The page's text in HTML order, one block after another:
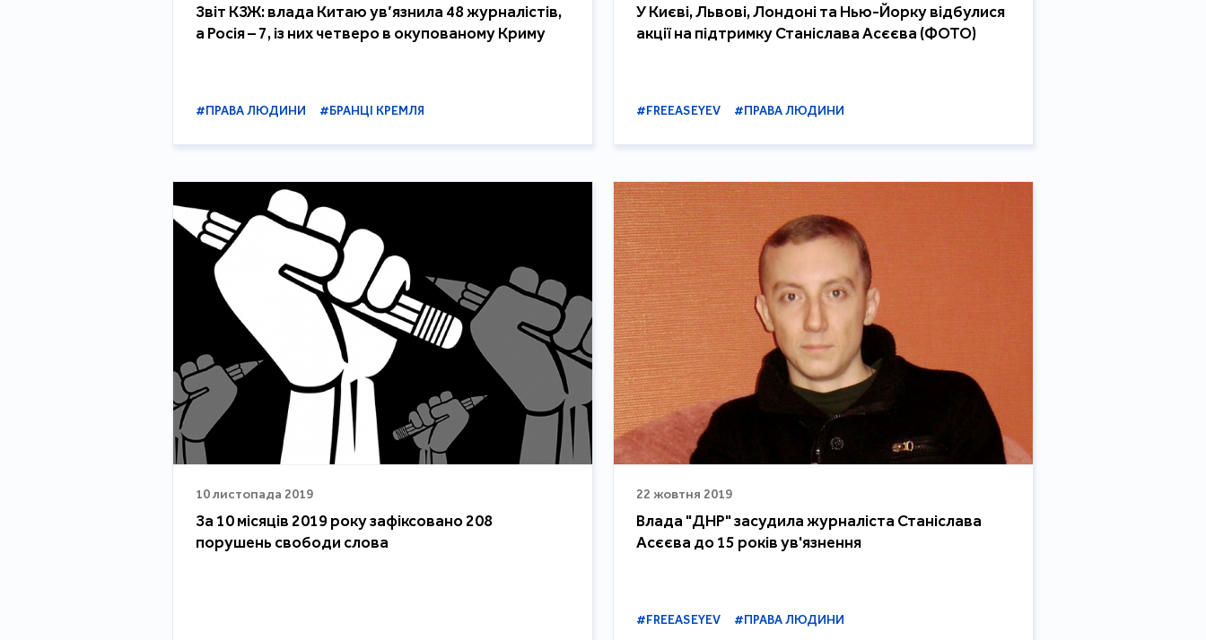
Звіт КЗЖ: влада Китаю ув’язнила 48 журналістів,
а Росія – 7, із них четверо в окупованому Криму
#ПРАВА ЛЮДИНИ #БРАНЦІ КРЕМЛЯ
У Києві, Львові, Лондоні та Нью-Йорку відбулися
акції на підтримку Станіслава Асєєва (ФОТО)
#FREEASEYEV #ПРАВА ЛЮДИНИ
10 листопада 2019
За 10 місяців 2019 року зафіксовано 208
порушень свободи слова
22 жовтня 2019
Влада "ДНР" засудила журналіста Станіслава
Асєєва до 15 років ув'язнення
#FREEASEYEV #ПРАВА ЛЮДИНИ